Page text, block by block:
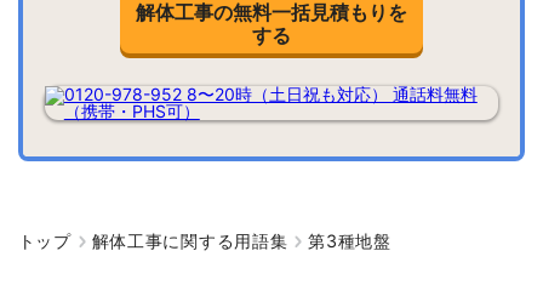
解体工事の無料一括見積もりを
する
トップ 解体工事に関する用語集 第3種地盤